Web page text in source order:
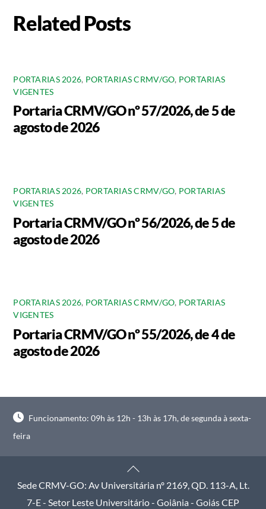
Related Posts
PORTARIAS 2026, PORTARIAS CRMV/GO, PORTARIAS
VIGENTES
Portaria CRMV/GO nº 57/2026, de 5 de
agosto de 2026
PORTARIAS 2026, PORTARIAS CRMV/GO, PORTARIAS
VIGENTES
Portaria CRMV/GO nº 56/2026, de 5 de
agosto de 2026
PORTARIAS 2026, PORTARIAS CRMV/GO, PORTARIAS
VIGENTES
Portaria CRMV/GO nº 55/2026, de 4 de
agosto de 2026
Funcionamento: 09h às 12h - 13h às 17h, de segunda à sexta-
feira
Back
To
Top
Sede CRMV-GO: Av Universitária nº 2169, QD. 113-A, Lt.
7-E - Setor Leste Universitário - Goiânia - Goiás CEP